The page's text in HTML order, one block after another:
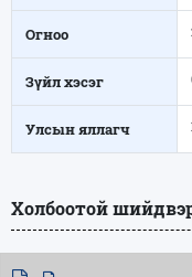
Огноо
Зүйл хэсэг
Улсын яллагч
Холбоотой